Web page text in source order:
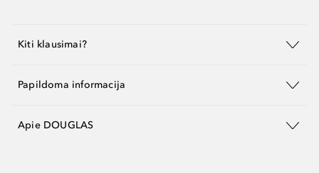
Kiti klausimai?
Papildoma informacija
Apie DOUGLAS